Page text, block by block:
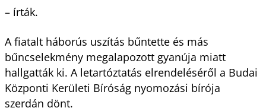
– írták.
A fiatalt háborús uszítás bűntette és más
bűncselekmény megalapozott gyanúja miatt
hallgatták ki. A letartóztatás elrendeléséről a Budai
Központi Kerületi Bíróság nyomozási bírója
szerdán dönt.